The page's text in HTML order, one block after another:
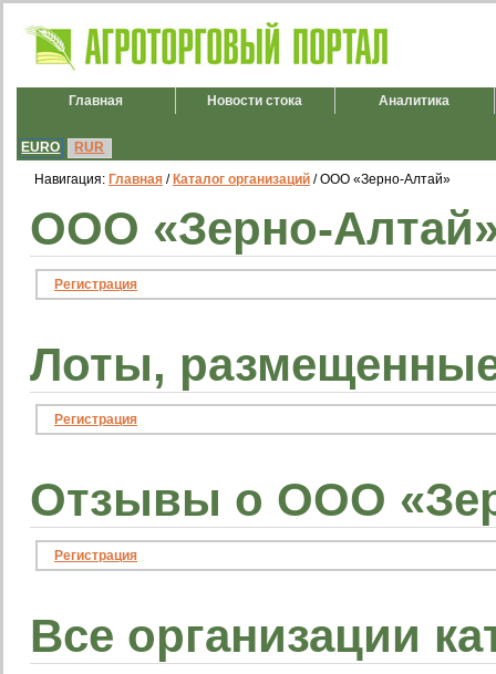
Главная Новости стока Аналитика
EURO RUR
Навигация: Главная / Каталог организаций / ООО «Зерно-Алтай»
ООО «Зерно-
Регистрация
Лоты,
Регистрация
Отзывы о ООО
Регистрация
Все организации